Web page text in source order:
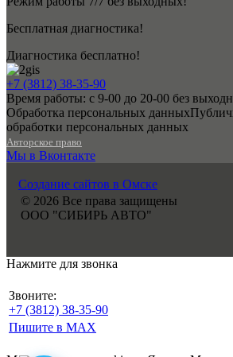
Бесплатная диагностика!
Диагностика бесплатно!
+7 (3812) 38-35-90
Время работы: с 9-00 до 20-00 без
Обработка персональных данных
обработки персональных данных
Авторское право
Мы в Вконтакте
Создание сайтов в Омске
© 2026 Все права защищены
ООО "СИБИРЬ АВТО"
Нажмите для звонка
Звоните:
+7 (3812) 38-35-90
Пишите в MAX